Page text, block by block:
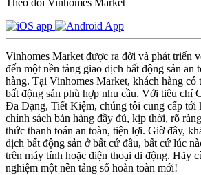
Theo dõi Vinhomes Market
Vinhomes Market được ra đời và phát triển
đến một nền tảng giao dịch bất động sản an
hàng. Tại Vinhomes Market, khách hàng có
bất động sản phù hợp nhu cầu. Với tiêu chí
Đa Dạng, Tiết Kiệm, chúng tôi cung cấp tới
chính sách bán hàng đầy đủ, kịp thời, rõ
thức thanh toán an toàn, tiện lợi. Giờ đây,
dịch bất động sản ở bất cứ đâu, bất cứ lúc
trên máy tính hoặc điện thoại di động. Hãy
nghiệm một nền tảng số hoàn toàn mới!